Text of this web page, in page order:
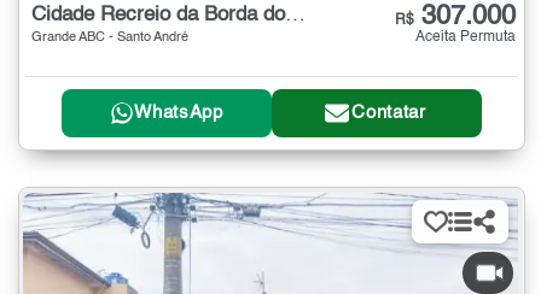
Cidade Recreio da Borda do Campo
Grande ABC - Santo André
R$ 307.000
Aceita Permuta
WhatsApp Contatar